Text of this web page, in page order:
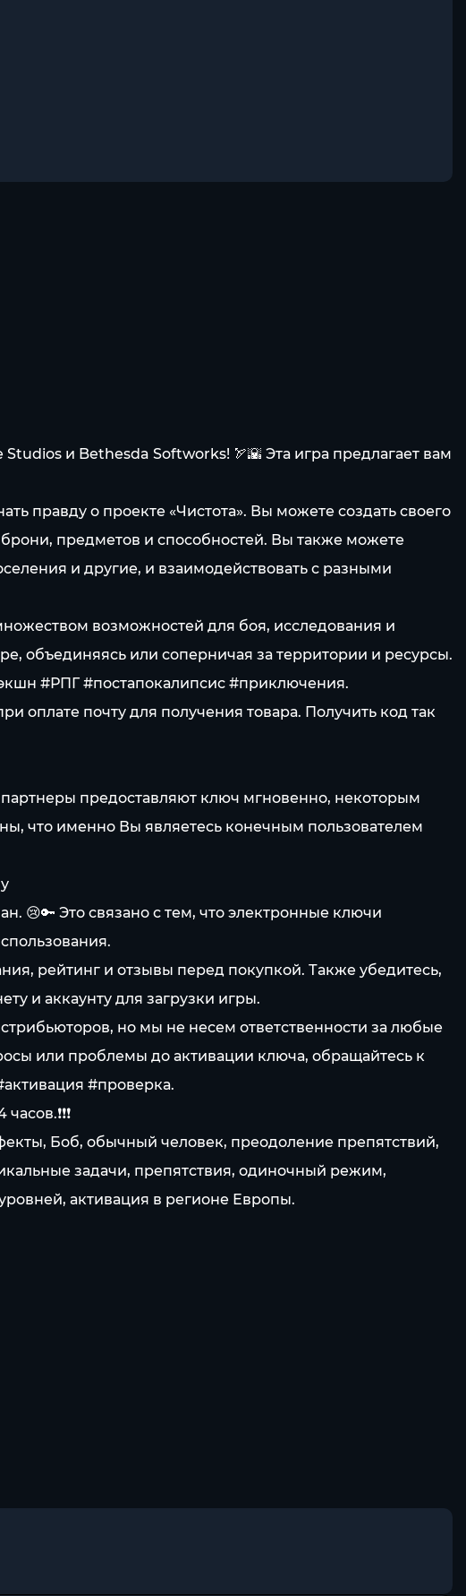
и Bethesda Softworks! 🏹🌇 Эта игра предлагает вам
правду о проекте «Чистота». Вы можете создать своего
предметов и способностей. Вы также можете
и другие, и взаимодействовать с разными
возможностей для боя, исследования и
объединяясь или соперничая за территории и ресурсы.
#РПГ #постапокалипсис #приключения.
оплате почту для получения товара. Получить код так
предоставляют ключ мгновенно, некоторым
что именно Вы являетесь конечным пользователем
😢🔑 Это связано с тем, что электронные ключи
рейтинг и отзывы перед покупкой. Также убедитесь,
и аккаунту для загрузки игры.
но мы не несем ответственности за любые
или проблемы до активации ключа, обращайтесь к
#проверка.
Боб, обычный человек, преодоление препятствий,
задачи, препятствия, одиночный режим,
активация в регионе Европы.